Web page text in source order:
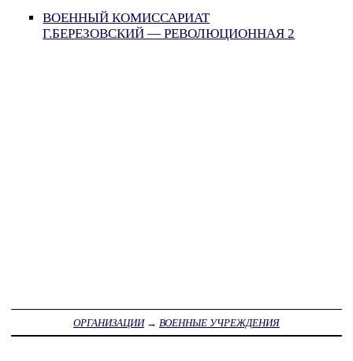
ВОЕННЫЙ КОМИССАРИАТ
Г.БЕРЕЗОВСКИЙ — РЕВОЛЮЦИОННАЯ 2
ОРГАНИЗАЦИИ→ ВОЕННЫЕ УЧРЕЖДЕНИЯ